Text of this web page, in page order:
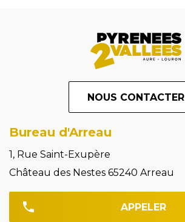
NOUS CONTACTER
Bureau d'Arreau
1, Rue Saint-Exupère
Château des Nestes 65240 Arreau
APPELER